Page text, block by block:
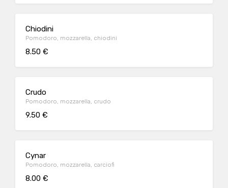
Chiodini
Pomodoro, mozzarella, chiodini
8.50 €
Crudo
Pomodoro, mozzarella, crudo
9.50 €
Cynar
Pomodoro, mozzarella, carciofi
8.00 €